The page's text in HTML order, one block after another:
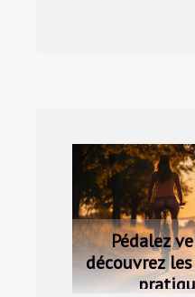
Pédalez
découvrez